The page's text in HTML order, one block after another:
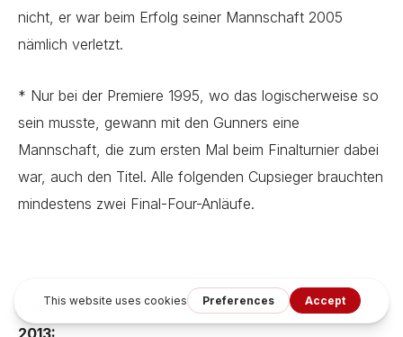
nicht, er war beim Erfolg seiner Mannschaft 2005
nämlich verletzt.
* Nur bei der Premiere 1995, wo das logischerweise so
sein musste, gewann mit den Gunners eine
Mannschaft, die zum ersten Mal beim Finalturnier dabei
war, auch den Titel. Alle folgenden Cupsieger brauchten
mindestens zwei Final-Four-Anläufe.
Das Programm des CHEVROLET-CUP-FINAL-FOUR
2013: